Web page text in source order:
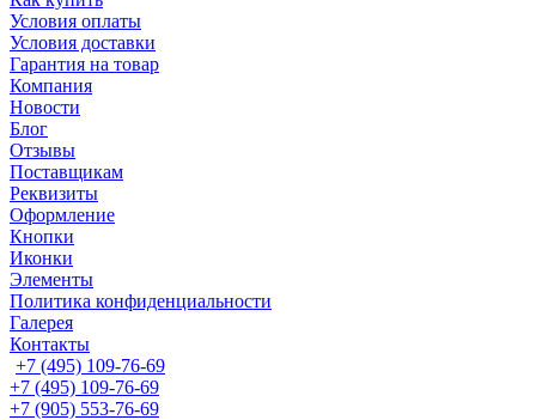
Условия оплаты
Условия доставки
Гарантия на товар
Компания
Новости
Блог
Отзывы
Поставщикам
Реквизиты
Оформление
Кнопки
Иконки
Элементы
Политика конфиденциальности
Галерея
Контакты
+7 (495) 109-76-69
+7 (495) 109-76-69
+7 (905) 553-76-69